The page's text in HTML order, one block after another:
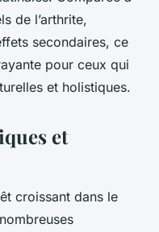
de l’arthrite,
secondaires, ce
pour ceux qui
et holistiques.
et
croissant dans le